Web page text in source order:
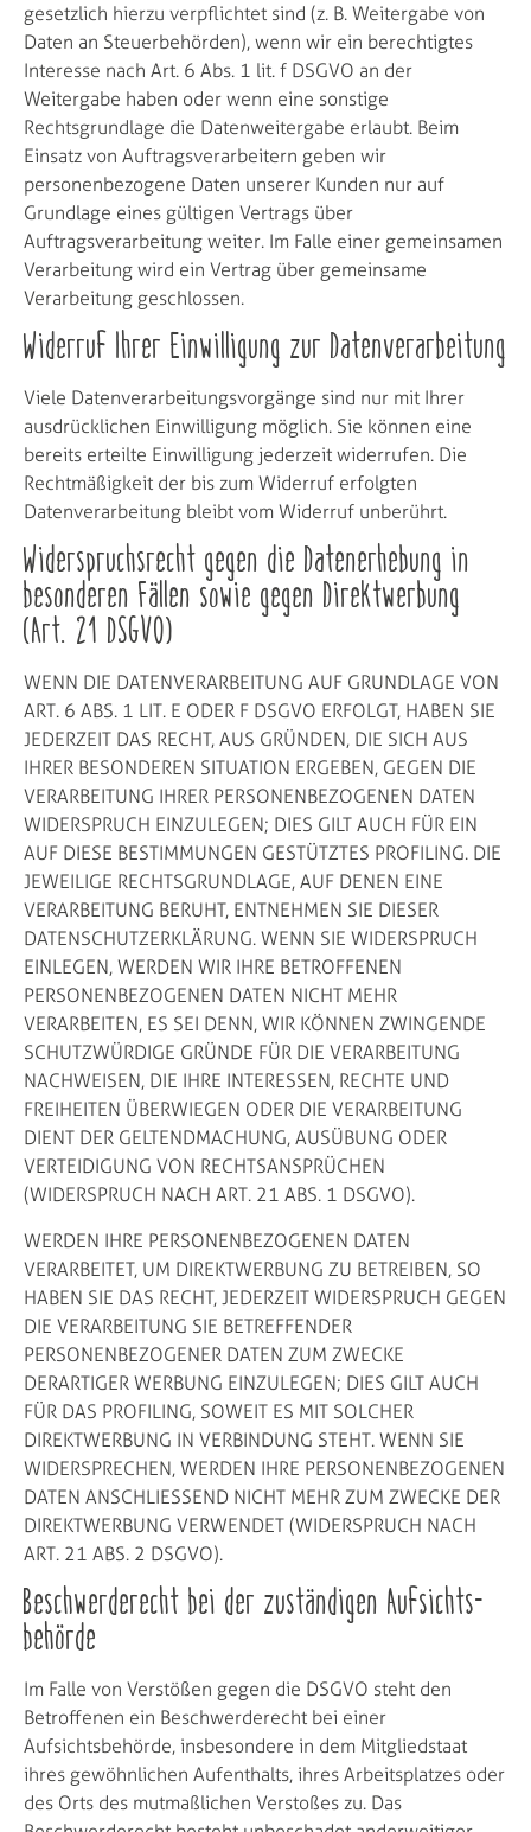
gesetzlich hierzu verpflichtet sind (z. B. Weitergabe von
Daten an Steuerbehörden), wenn wir ein berechtigtes
Interesse nach Art. 6 Abs. 1 lit. f DSGVO an der
Weitergabe haben oder wenn eine sonstige
Rechtsgrundlage die Datenweitergabe erlaubt. Beim
Einsatz von Auftragsverarbeitern geben wir
personenbezogene Daten unserer Kunden nur auf
Grundlage eines gültigen Vertrags über
Auftragsverarbeitung weiter. Im Falle einer gemeinsamen
Verarbeitung wird ein Vertrag über gemeinsame
Verarbeitung geschlossen.
Widerruf Ihrer Einwilligung zur Datenverarbeitung
Viele Datenverarbeitungsvorgänge sind nur mit Ihrer
ausdrücklichen Einwilligung möglich. Sie können eine
bereits erteilte Einwilligung jederzeit widerrufen. Die
Rechtmäßigkeit der bis zum Widerruf erfolgten
Datenverarbeitung bleibt vom Widerruf unberührt.
Widerspruchsrecht gegen die Datenerhebung in
besonderen Fällen sowie gegen Direktwerbung
(Art. 21 DSGVO)
WENN DIE DATENVERARBEITUNG AUF GRUNDLAGE VON
ART. 6 ABS. 1 LIT. E ODER F DSGVO ERFOLGT, HABEN SIE
JEDERZEIT DAS RECHT, AUS GRÜNDEN, DIE SICH AUS
IHRER BESONDEREN SITUATION ERGEBEN, GEGEN DIE
VERARBEITUNG IHRER PERSONENBEZOGENEN DATEN
WIDERSPRUCH EINZULEGEN; DIES GILT AUCH FÜR EIN
AUF DIESE BESTIMMUNGEN GESTÜTZTES PROFILING. DIE
JEWEILIGE RECHTSGRUNDLAGE, AUF DENEN EINE
VERARBEITUNG BERUHT, ENTNEHMEN SIE DIESER
DATENSCHUTZERKLÄRUNG. WENN SIE WIDERSPRUCH
EINLEGEN, WERDEN WIR IHRE BETROFFENEN
PERSONENBEZOGENEN DATEN NICHT MEHR
VERARBEITEN, ES SEI DENN, WIR KÖNNEN ZWINGENDE
SCHUTZWÜRDIGE GRÜNDE FÜR DIE VERARBEITUNG
NACHWEISEN, DIE IHRE INTERESSEN, RECHTE UND
FREIHEITEN ÜBERWIEGEN ODER DIE VERARBEITUNG
DIENT DER GELTENDMACHUNG, AUSÜBUNG ODER
VERTEIDIGUNG VON RECHTSANSPRÜCHEN
(WIDERSPRUCH NACH ART. 21 ABS. 1 DSGVO).
WERDEN IHRE PERSONENBEZOGENEN DATEN
VERARBEITET, UM DIREKTWERBUNG ZU BETREIBEN, SO
HABEN SIE DAS RECHT, JEDERZEIT WIDERSPRUCH GEGEN
DIE VERARBEITUNG SIE BETREFFENDER
PERSONENBEZOGENER DATEN ZUM ZWECKE
DERARTIGER WERBUNG EINZULEGEN; DIES GILT AUCH
FÜR DAS PROFILING, SOWEIT ES MIT SOLCHER
DIREKTWERBUNG IN VERBINDUNG STEHT. WENN SIE
WIDERSPRECHEN, WERDEN IHRE PERSONENBEZOGENEN
DATEN ANSCHLIESSEND NICHT MEHR ZUM ZWECKE DER
DIREKTWERBUNG VERWENDET (WIDERSPRUCH NACH
ART. 21 ABS. 2 DSGVO).
Beschwerde­recht bei der zuständigen Aufsichts­
behörde
Im Falle von Verstößen gegen die DSGVO steht den
Betroffenen ein Beschwerderecht bei einer
Aufsichtsbehörde, insbesondere in dem Mitgliedstaat
ihres gewöhnlichen Aufenthalts, ihres Arbeitsplatzes oder
des Orts des mutmaßlichen Verstoßes zu. Das